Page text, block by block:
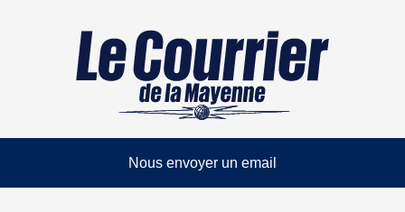
Nous envoyer un email